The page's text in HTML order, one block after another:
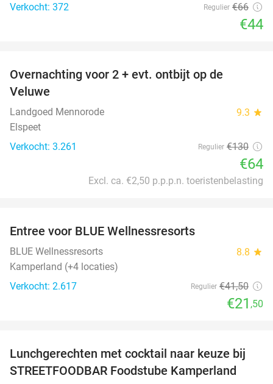
Verkocht: 372
Regulier €66
€44
Overnachting voor 2 + evt. ontbijt op de
Veluwe
Landgoed Mennorode 9.3 star
Elspeet
Verkocht: 3.261
Regulier €130
€64
Excl. ca. €2,50 p.p.p.n. toeristenbelasting
Entree voor BLUE Wellnessresorts
BLUE Wellnessresorts 8.8 star
Kamperland (+4 locaties)
Verkocht: 2.617
Regulier €41,50
€21 ,50
41%
Lunchgerechten met cocktail naar keuze bij
STREETFOODBAR Foodstube Kamperland